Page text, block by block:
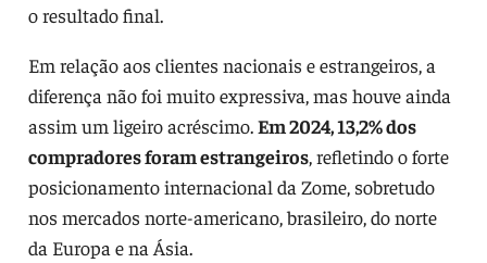
o resultado final.
Em relação aos clientes nacionais e estrangeiros, a
diferença não foi muito expressiva, mas houve ainda
assim um ligeiro acréscimo.Em 2024, 13,2% dos
compradores foram estrangeiros, refletindo o forte
posicionamento internacional da Zome, sobretudo
nos mercados norte-americano, brasileiro, do norte
da Europa e na Ásia.